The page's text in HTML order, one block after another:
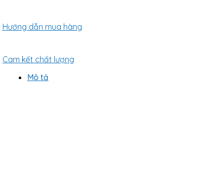
Hướng dẫn mua hàng
Cam kết chất lượng
Mô tả